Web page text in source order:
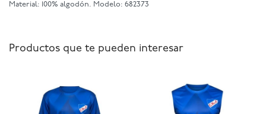
Material: 100% algodón. Modelo: 682373
Productos que te pueden interesar